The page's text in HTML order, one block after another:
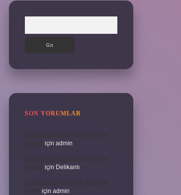
SON YORUMLAR
Mahalli Idareler Hangi Kanuna
Tabidir için admin
Mahalli Idareler Hangi Kanuna
Tabidir için Delikanlı
5 Aylık Bebeğe Hangi Sebzeler
Verilir için admin